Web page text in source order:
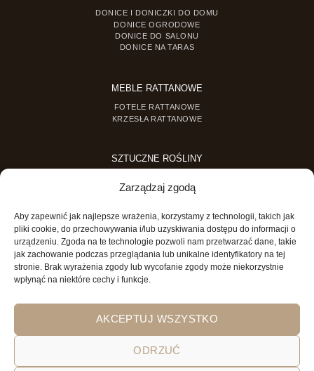
Zarządzaj zgodą
Aby zapewnić jak najlepsze wrażenia, korzystamy z technologii, takich jak
pliki cookie, do przechowywania i/lub uzyskiwania dostępu do informacji o
urządzeniu. Zgoda na te technologie pozwoli nam przetwarzać dane, takie
jak zachowanie podczas przeglądania lub unikalne identyfikatory na tej
stronie. Brak wyrażenia zgody lub wycofanie zgody może niekorzystnie
wpłynąć na niektóre cechy i funkcje.
AKCEPTUJ WSZYSTKO
ODRZUĆ
DONICE I DONICZKI DO DOMU
DONICE OGRODOWE
DONICE DO SALONU
DONICE NA TARAS
MEBLE RATTANOWE
FOTELE RATTANOWE
KRZESŁA RATTANOWE
SZTUCZNE ROŚLINY
SZTUCZNE ROŚLINY DONICZKOWE
MINI OGRODY
MINI OGRÓD DLA DZIECI